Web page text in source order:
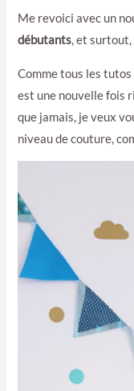
Me revoici avec un
débutants, et
Comme tous les
est une nouvelle fois
que jamais, je veux
niveau de couture,